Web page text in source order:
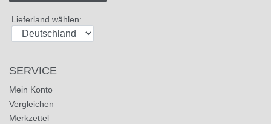
Lieferland wählen:
SERVICE
Mein Konto
Vergleichen
Merkzettel